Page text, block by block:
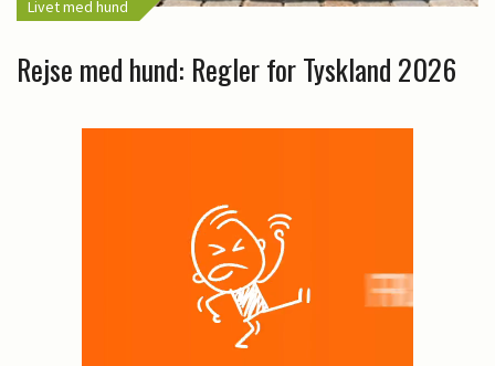
Livet med hund
Rejse med hund: Regler for Tyskland 2026